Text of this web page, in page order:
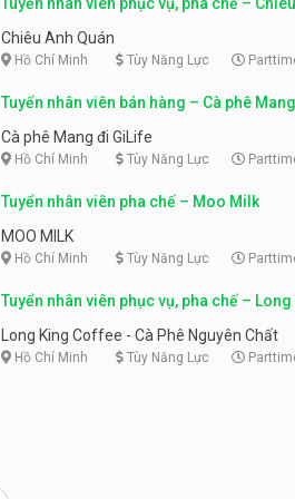
Tuyển nhân viên phục vụ, pha chế –
Quán
Chiêu Anh Quán
Hồ Chí Minh Tùy Năng Lực
Tuyển nhân viên bán hàng – Cà phê
GiLife
Cà phê Mang đi GiLife
Hồ Chí Minh Tùy Năng Lực
Tuyển nhân viên pha chế – Moo Milk
MOO MILK
Hồ Chí Minh Tùy Năng Lực
Tuyển nhân viên phục vụ, pha chế –
Coffee – Cà Phê Nguyên Chất
Long King Coffee - Cà Phê Nguyên Chất
Hồ Chí Minh Tùy Năng Lực